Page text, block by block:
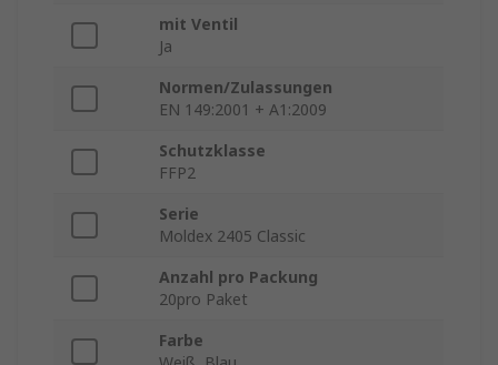
mit Ventil
Ja
Normen/Zulassungen
EN 149:2001 + A1:2009
Schutzklasse
FFP2
Serie
Moldex 2405 Classic
Anzahl pro Packung
20pro Paket
Farbe